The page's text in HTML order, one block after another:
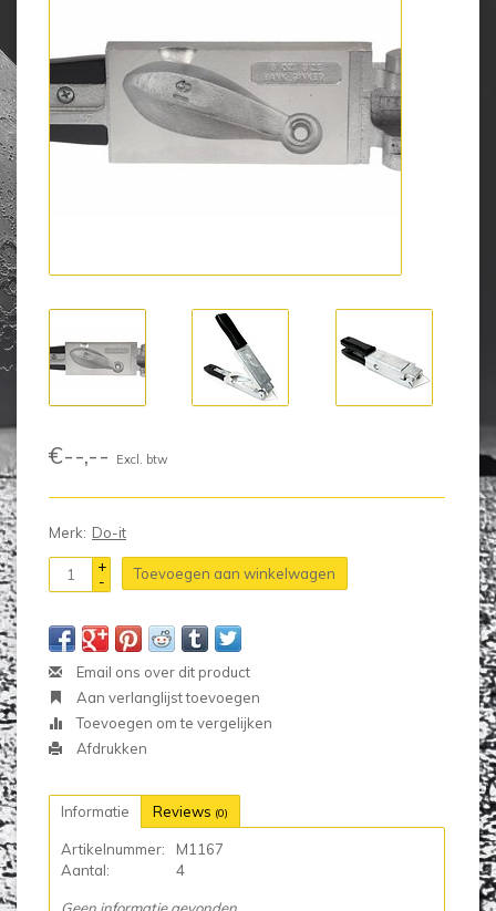
€--,-- Excl. btw
Merk: Do-it
+
-
Toevoegen aan winkelwagen
Email ons over dit product
Aan verlanglijst toevoegen
Toevoegen om te vergelijken
Afdrukken
Informatie Reviews (0)
Artikelnummer:
M1167
Aantal:
4